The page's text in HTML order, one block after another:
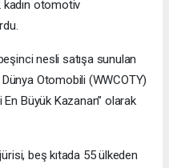
kadın otomotiv
nesli satışa sunulan
Otomobili (WWCOTY)
Büyük Kazanan” olarak
beş kıtada 55 ülkeden